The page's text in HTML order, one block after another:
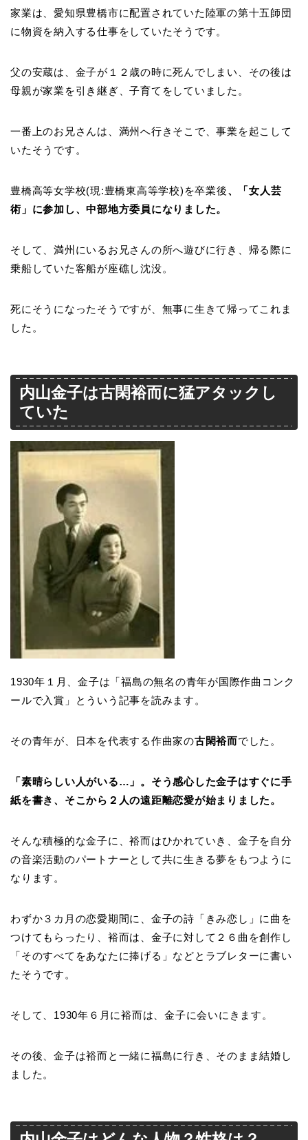
家業は、愛知県豊橋市に配置されていた陸軍の第十五師団
に物資を納入する仕事をしていたそうです。
父の安蔵は、金子が１２歳の時に死んでしまい、その後は
母親が家業を引き継ぎ、子育てをしていました。
一番上のお兄さんは、満州へ行きそこで、事業を起こして
いたそうです。
豊橋高等女学校(現:豊橋東高等学校)を卒業後、「女人芸
術」に参加し、中部地方委員になりました。
そして、満州にいるお兄さんの所へ遊びに行き、帰る際に
乗船していた客船が座礁し沈没。
死にそうになったそうですが、無事に生きて帰ってこれま
した。
内山金子は古閑裕而に猛アタックし
ていた
1930年１月、金子は「福島の無名の青年が国際作曲コンク
ールで入賞」とういう記事を読みます。
その青年が、日本を代表する作曲家の古閑裕而でした。
「素晴らしい人がいる…」。そう感心した金子はすぐに手
紙を書き、そこから２人の遠距離恋愛が始まりました。
そんな積極的な金子に、裕而はひかれていき、金子を自分
の音楽活動のパートナーとして共に生きる夢をもつように
なります。
わずか３カ月の恋愛期間に、金子の詩「きみ恋し」に曲を
つけてもらったり、裕而は、金子に対して２６曲を創作し
「そのすべてをあなたに捧げる」などとラブレターに書い
たそうです。
そして、1930年６月に裕而は、金子に会いにきます。
その後、金子は裕而と一緒に福島に行き、そのまま結婚し
ました。